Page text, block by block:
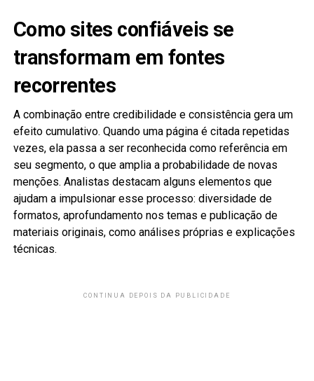
Como sites confiáveis se
transformam em fontes
recorrentes
A combinação entre credibilidade e consistência gera um
efeito cumulativo. Quando uma página é citada repetidas
vezes, ela passa a ser reconhecida como referência em
seu segmento, o que amplia a probabilidade de novas
menções. Analistas destacam alguns elementos que
ajudam a impulsionar esse processo: diversidade de
formatos, aprofundamento nos temas e publicação de
materiais originais, como análises próprias e explicações
técnicas.
CONTINUA DEPOIS DA PUBLICIDADE